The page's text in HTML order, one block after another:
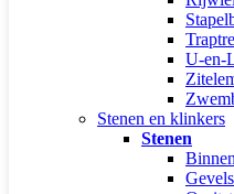
U-en-
Stenen en klinkers
Stenen